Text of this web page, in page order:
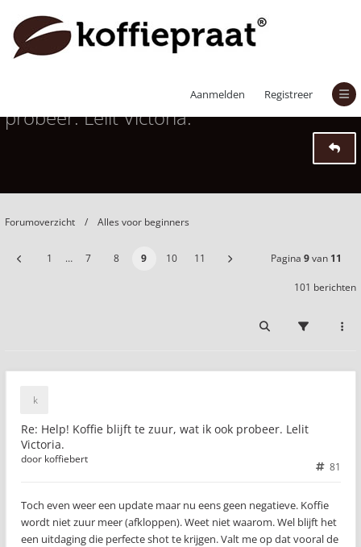
Aanmelden Registreer
Help! Koffie blijft te zuur, wat ik ook
probeer. Lelit Victoria.
Forumoverzicht Alles voor beginners
1 … 7 8 9 10 11 Pagina 9van 11
101 berichten
Re: Help! Koffie blijft te zuur, wat ik ook probeer. Lelit
Victoria.
81
door koffiebert
Toch even weer een update maar nu eens geen negatieve. Koffie
wordt niet zuur meer (afkloppen). Weet niet waarom. Wel blijft het
een uitdaging die perfecte shot te krijgen. Valt me op dat vooral de